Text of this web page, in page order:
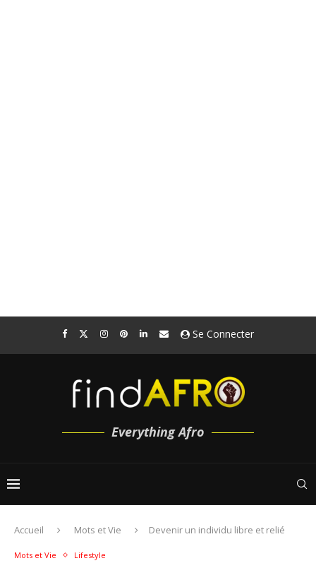
Se Connecter
Everything Afro
Accueil Mots et Vie Devenir un individu libre et relié
Mots et Vie Lifestyle